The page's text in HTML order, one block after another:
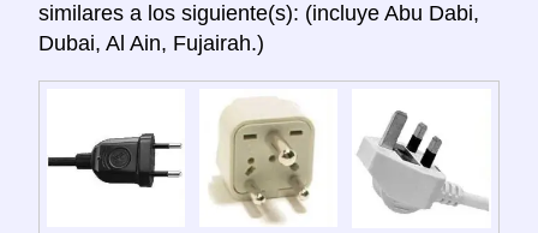
similares a los siguiente(s): (incluye Abu Dabi,
Dubai, Al Ain, Fujairah.)